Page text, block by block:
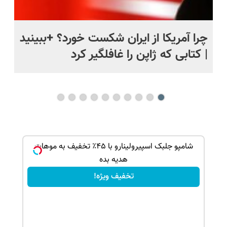
چرا آمریکا از ایران شکست خورد؟ +ببینید
| کتابی که ژاپن را غافلگیر کرد
شامپو جلبک اسپیرولینارو با ۴۵٪ تخفیف به موهات
هدیه بده
تخفیف ویژه!